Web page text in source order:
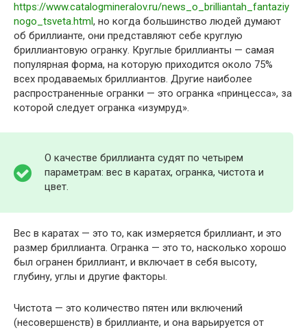
https://www.catalogmineralov.ru/news_o_brilliantah_fantaziy
nogo_tsveta.html, но когда большинство людей думают
об бриллианте, они представляют себе круглую
бриллиантовую огранку. Круглые бриллианты — самая
популярная форма, на которую приходится около 75%
всех продаваемых бриллиантов. Другие наиболее
распространенные огранки — это огранка «принцесса», за
которой следует огранка «изумруд».
О качестве бриллианта судят по четырем
параметрам: вес в каратах, огранка, чистота и
цвет.
Вес в каратах — это то, как измеряется бриллиант, и это
размер бриллианта. Огранка — это то, насколько хорошо
был огранен бриллиант, и включает в себя высоту,
глубину, углы и другие факторы.
Чистота — это количество пятен или включений
(несовершенств) в бриллианте, и она варьируется от